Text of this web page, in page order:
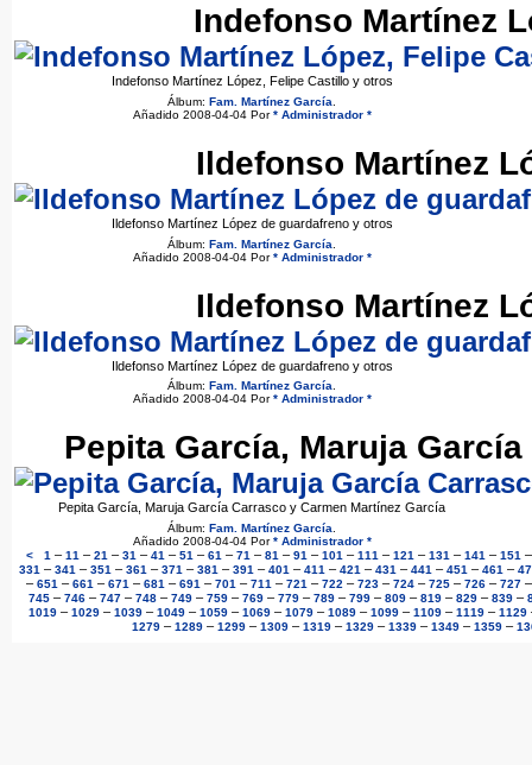
Indefonso Martínez
Indefonso Martínez López, Felipe Castillo y otros
Álbum: Fam. Martínez García
Añadido 2008-04-04 Por* Administrador *
Ildefonso Martínez
Ildefonso Martínez López de guardafreno y otros
Álbum: Fam. Martínez García
Añadido 2008-04-04 Por* Administrador *
Ildefonso Martínez
Ildefonso Martínez López de guardafreno y otros
Álbum: Fam. Martínez García.
Añadido 2008-04-04 Por* Administrador *
Pepita García, Maruja
Pepita García, Maruja García Carrasco y Carmen Martínez García
Álbum: Fam. Martínez García
Añadido 2008-04-04 Por* Administrador *
<
1 – 11 – 21 – 31 – 41 – 51 – 61 – 71 – 81 – 91 – 101 – 111 – 121 – 131 – 141 – 151
331 – 341 – 351 – 361 – 371 – 381 – 391 – 401 – 411 – 421 – 431 – 441 – 451 – 461 –
– 651 – 661 – 671 – 681 – 691 – 701 – 711 – 721 – 722 – 723 – 724 – 725 – 726 – 727
745– 746– 747– 748– 749– 759– 769– 779– 789– 799– 809– 819– 829– 839–
1019– 1029– 1039– 1049– 1059– 1069– 1079– 1089– 1099– 1109– 1119– 1129
1279– 1289– 1299– 1309– 1319– 1329– 1339– 1349– 1359–